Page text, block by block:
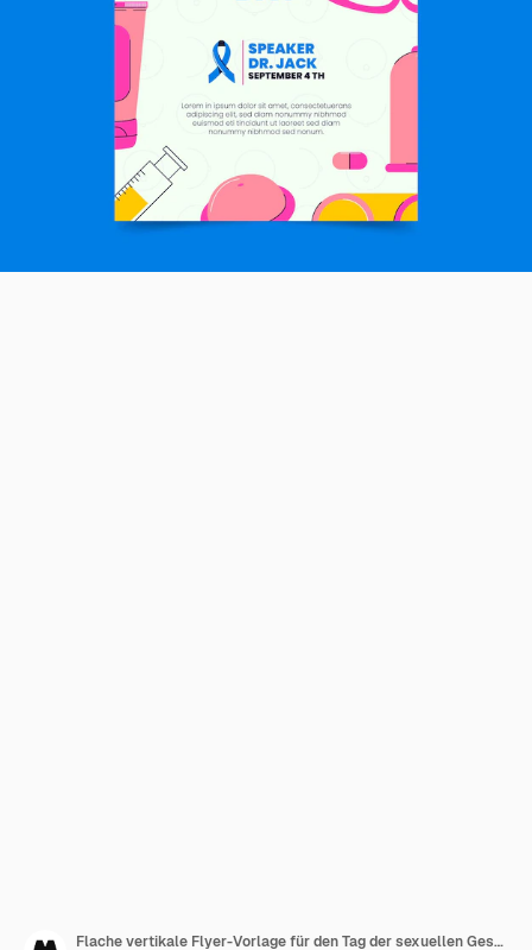
Flache vertikale Flyer-Vorlage für den Tag der sexuellen Gesundheit der Welt